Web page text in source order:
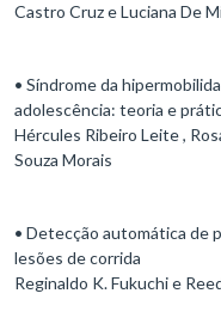
Castro Cruz e Luciana De
• Síndrome da
adolescência: teoria e
Hércules Ribeiro Leite ,
Souza Morais
• Detecção automática de
lesões de corrida
Reginaldo K. Fukuchi e